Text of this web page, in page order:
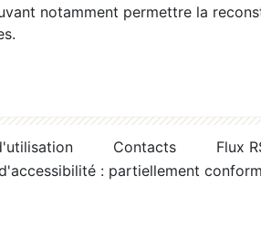
notamment permettre la
Contacts
Flux
: partiellement